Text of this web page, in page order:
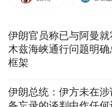
伊朗官员称已与阿曼就
木兹海峡通行问题明确
框架
伊朗总统：伊方未在涉